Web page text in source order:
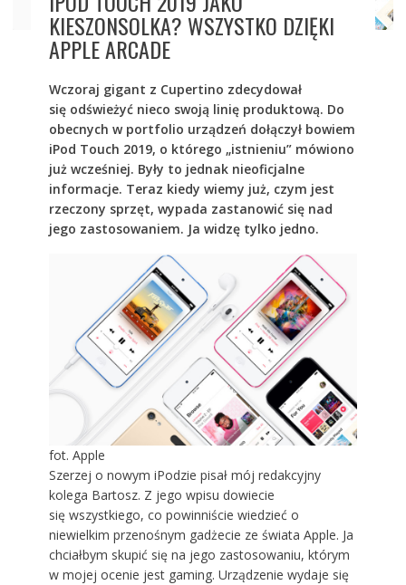
KIESZONSOLKA? WSZYSTKO DZIĘKI
APPLE ARCADE
Wczoraj gigant z Cupertino zdecydował
się odświeżyć nieco swoją linię produktową. Do
obecnych w portfolio urządzeń dołączył bowiem
iPod Touch 2019, o którego „istnieniu” mówiono
już wcześniej. Były to jednak nieoficjalne
informacje. Teraz kiedy wiemy już, czym jest
rzeczony sprzęt, wypada zastanowić się nad
jego zastosowaniem. Ja widzę tylko jedno.
fot. Apple
Szerzej o nowym iPodzie pisał mój redakcyjny
kolega Bartosz. Z jego wpisu dowiecie
się wszystkiego, co powinniście wiedzieć o
niewielkim przenośnym gadżecie ze świata Apple. Ja
chciałbym skupić się na jego zastosowaniu, którym
w mojej ocenie jest gaming. Urządzenie wydaje się